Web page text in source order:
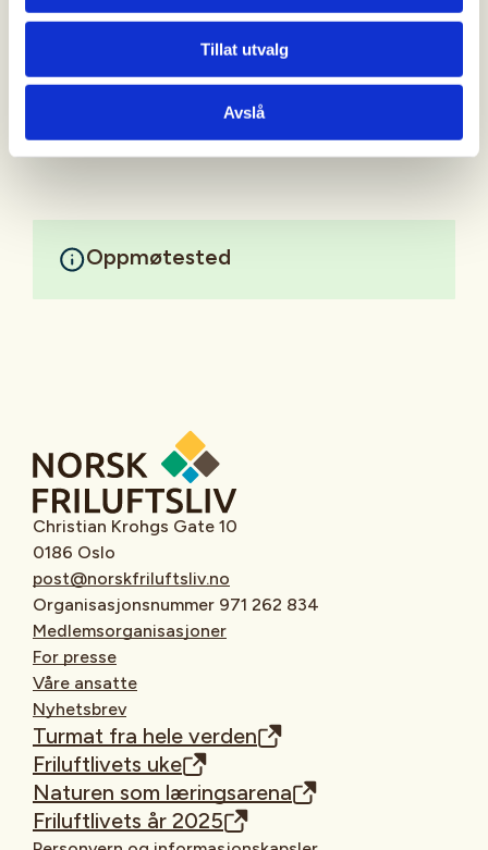
Tillat utvalg
Avslå
10:15.
Velkommen til å bli med oss i AAT på rusletur!
Oppmøtested
Christian Krohgs Gate 10
0186 Oslo
post@norskfriluftsliv.no
Organisasjonsnummer 971 262 834
Medlemsorganisasjoner
For presse
Våre ansatte
Nyhetsbrev
Turmat fra hele verden
Friluftlivets uke
Naturen som læringsarena
Friluftlivets år 2025